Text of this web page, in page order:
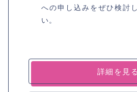
への申し込みをぜひ検討
い。
詳細を見る